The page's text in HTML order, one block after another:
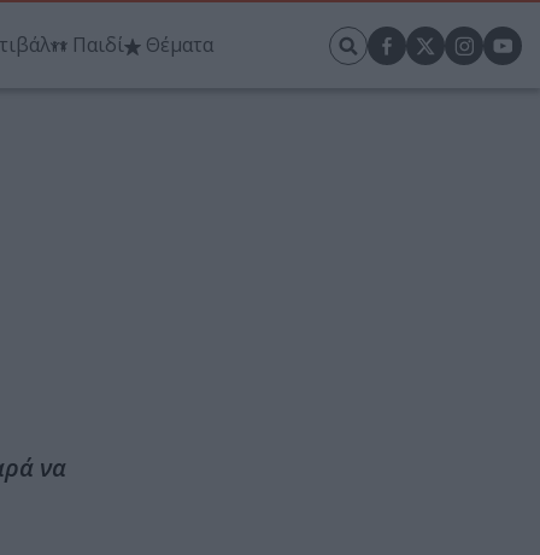
Παιδί Θέματα
να